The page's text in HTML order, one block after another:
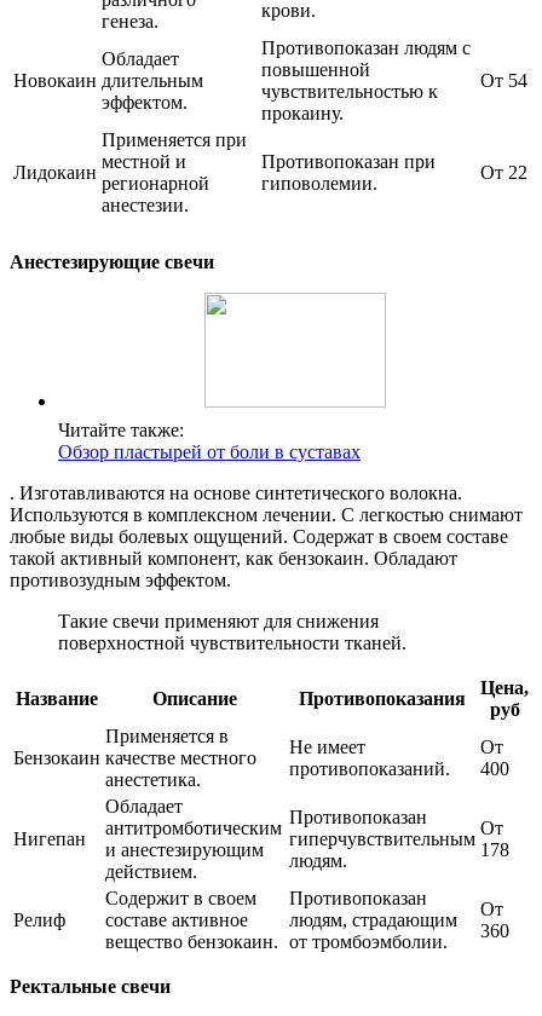
генеза.
крови.
Новокаин
Обладает
длительным
эффектом.
Противопоказан людям с
повышенной
чувствительностью к
прокаину.
От 54
Лидокаин
Применяется при
местной и
регионарной
анестезии.
Противопоказан при
гиповолемии.
От 22
Анестезирующие свечи
Читайте также:
Обзор пластырей от боли в суставах
. Изготавливаются на основе синтетического волокна.
Используются в комплексном лечении. С легкостью снимают
любые виды болевых ощущений. Содержат в своем составе
такой активный компонент, как бензокаин. Обладают
противозудным эффектом.
Такие свечи применяют для снижения
поверхностной чувствительности тканей.
Название Описание Противопоказания
Цена,
руб
Бензокаин
Применяется в
качестве местного
анестетика.
Не имеет
противопоказаний.
От
400
Нигепан
Обладает
антитромботическим
и анестезирующим
действием.
Противопоказан
гиперчувствительным
людям.
От
178
Релиф
Содержит в своем
составе активное
вещество бензокаин.
Противопоказан
людям, страдающим
от тромбоэмболии.
От
360
Ректальные свечи